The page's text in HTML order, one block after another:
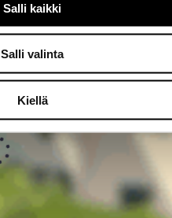
Salli kaikki
Salli valinta
Kiellä